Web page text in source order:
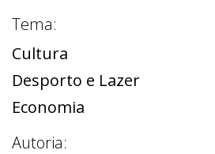
Tema:
Cultura
Desporto e Lazer
Economia
Autoria: